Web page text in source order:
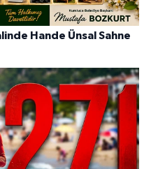
Hande Ünsal Sahne